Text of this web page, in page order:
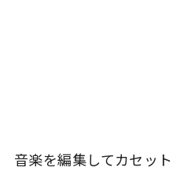
音楽を編集してカセッ